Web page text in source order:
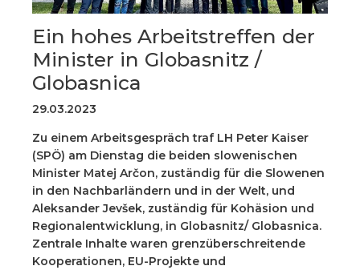
Ein hohes Arbeitstreffen der
Minister in Globasnitz /
Globasnica
29.03.2023
Zu einem Arbeitsgespräch traf LH Peter Kaiser
(SPÖ) am Dienstag die beiden slowenischen
Minister Matej Arčon, zuständig für die Slowenen
in den Nachbarländern und in der Welt, und
Aleksander Jevšek, zuständig für Kohäsion und
Regionalentwicklung, in Globasnitz/ Globasnica.
Zentrale Inhalte waren grenzüberschreitende
Kooperationen, EU-Projekte und